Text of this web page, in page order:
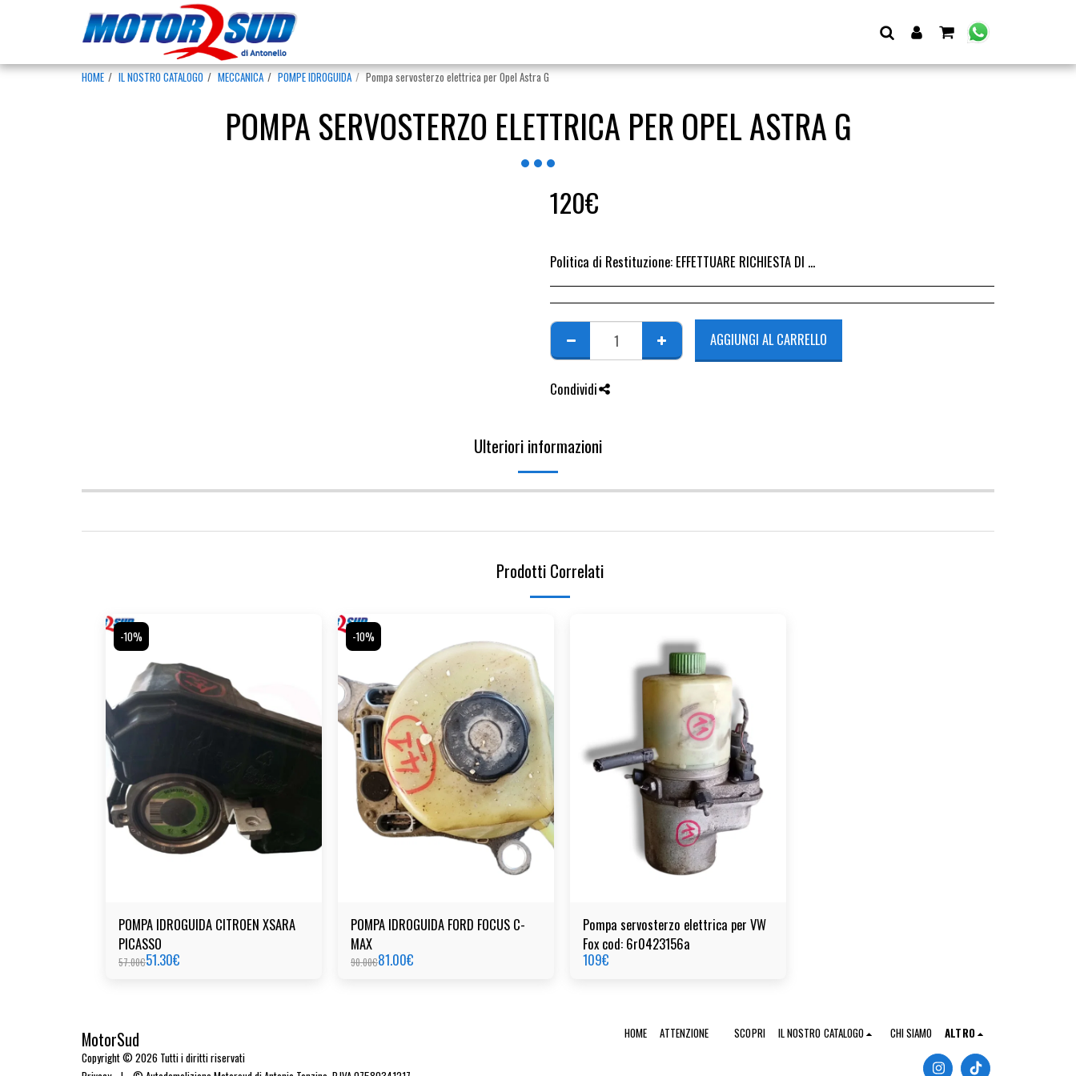
HOME IL NOSTRO CATALOGO MECCANICA POMPE IDROGUIDA Pompa servosterzo elettrica per Opel Astra G
POMPA SERVOSTERZO ELETTRICA PER OPEL ASTRA G
120€
Politica di Restituzione: EFFETTUARE RICHIESTA DI RESO ENTRO 14 GIORNI DALL&#039;ACQUISTO DEL RICAMBIO, IL RIMBORSO VIENE EMESSO ALLA CONSEGNA DEL RICAMBIO IN SEDE.
AGGIUNGI AL CARRELLO
Condividi
Ulteriori informazioni
Prodotti Correlati
-10%
POMPA IDROGUIDA CITROEN XSARA
PICASSO
57.00€51.30€
-10%
POMPA IDROGUIDA FORD FOCUS C-
MAX
90.00€81.00€
Pompa servosterzo elettrica per VW
Fox cod: 6r0423156a
109€
MotorSud
Copyright © 2026 Tutti i diritti riservati
HOME ATTENZIONE SCOPRI IL NOSTRO CATALOGO CHI SIAMO ALTRO